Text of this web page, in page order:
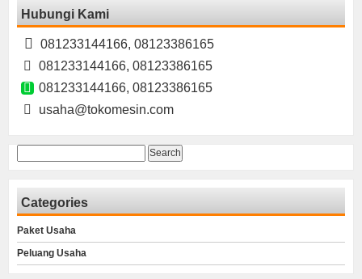
Hubungi Kami
081233144166, 08123386165
081233144166, 08123386165
081233144166, 08123386165
usaha@tokomesin.com
for:
Categories
Paket Usaha
Peluang Usaha